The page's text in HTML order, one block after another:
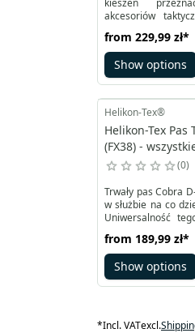
kieszeń
akcesoriów
zamontować na
Dangler
umożliwiając
from 229,99 zł*
Show options
Helikon-Tex®
Helikon-Tex Pas
(FX38) -
0
Trwały pas Cobra
w służbie na co
Uniwersalność
również w
większości modeli
milimetrów
from 189,99 zł*
Show options
*Incl. VATexcl.